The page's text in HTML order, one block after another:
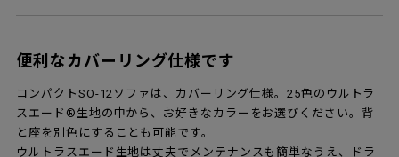
便利なカバーリング仕様です
コンパクトSO-12ソファは、カバーリング仕様。25色のウルトラ
スエード®生地の中から、お好きなカラーをお選びください。背
と座を別色にすることも可能です。
ウルトラスエード生地は丈夫でメンテナンスも簡単なうえ、ドラ